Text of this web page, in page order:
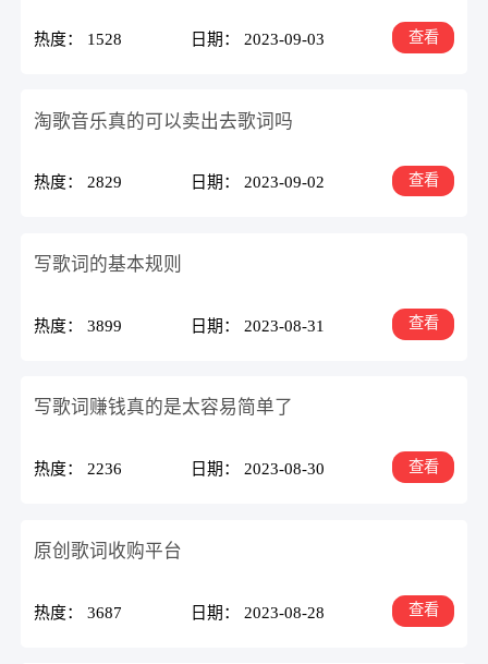
热度： 1528 日期： 2023-09-03 查看
淘歌音乐真的可以卖出去歌词吗
热度： 2829 日期： 2023-09-02 查看
写歌词的基本规则
热度： 3899 日期： 2023-08-31 查看
写歌词赚钱真的是太容易简单了
热度： 2236 日期： 2023-08-30 查看
原创歌词收购平台
热度： 3687 日期： 2023-08-28 查看